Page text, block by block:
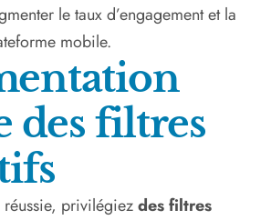
le taux d’engagement et la
mobile.
des filtres
privilégiezdes filtres